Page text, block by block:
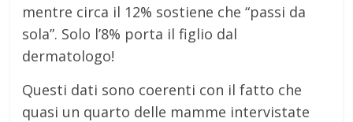
mentre circa il 12% sostiene che “passi da
sola”. Solo l’8% porta il figlio dal
dermatologo!
Questi dati sono coerenti con il fatto che
quasi un quarto delle mamme intervistate